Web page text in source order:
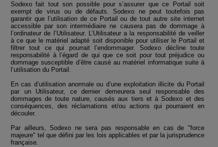
Sodexo fait tout son possible pour s’assurer que ce Portail soit
exempt de virus ou de défauts. Sodexo ne peut toutefois pas
garantir que l’utilisation de ce Portail ou de tout autre site internet
accessible par son intermédiaire ne causera pas de dommage à
l’ordinateur de l’Utilisateur. L’Utilisateur a la responsabilité de veiller
à ce que le matériel adapté soit disponible pour utiliser le Portail et
filtrer tout ce qui pourrait l’endommager. Sodexo décline toute
responsabilité à l’égard de qui que ce soit pour tout préjudice ou
dommage susceptible d’être causé au matériel informatique suite à
l’utilisation du Portail.
En cas d’utilisation anormale ou d’une exploitation illicite du Portail
par un Utilisateur, ce dernier demeurera seul responsable des
dommages de toute nature, causés aux tiers et à Sodexo et des
conséquences, des réclamations et/ou actions qui pourraient en
découler.
Par ailleurs, Sodexo ne sera pas responsable en cas de "force
majeure" tel que défini par les lois applicables et par la jurisprudence
française.